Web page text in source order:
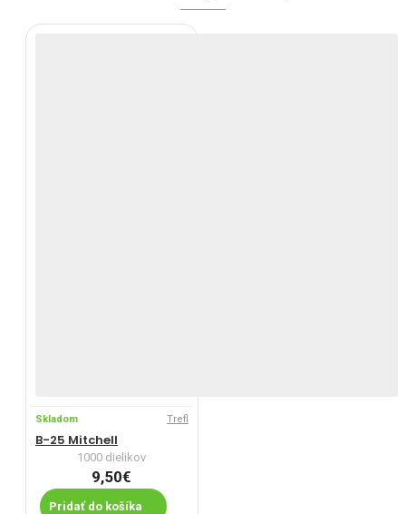
Skladom Trefl
B-25 Mitchell
1000 dielikov
9,50€
Pridať do košíka